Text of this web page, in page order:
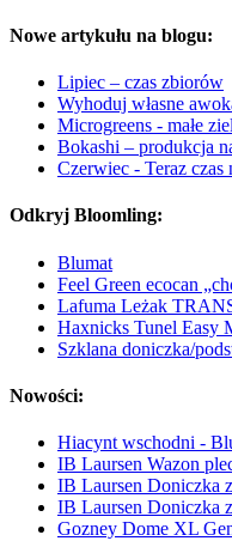
Nowe artykułu na blogu:
Lipiec – czas zbiorów
Wyhoduj własne
Microgreens - małe
Bokashi – produkcja
Czerwiec - Teraz czas
Odkryj Bloomling:
Blumat
Feel Green ecocan
Lafuma Leżak
Haxnicks Tunel Easy
Szklana doniczka/
Nowości:
Hiacynt wschodni -
IB Laursen Wazon
IB Laursen Doniczka
IB Laursen Doniczka
Gozney Dome XL